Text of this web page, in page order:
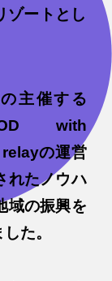
ゾートとし
主催する
with
の運営
れたノウハ
域の振興を
た。